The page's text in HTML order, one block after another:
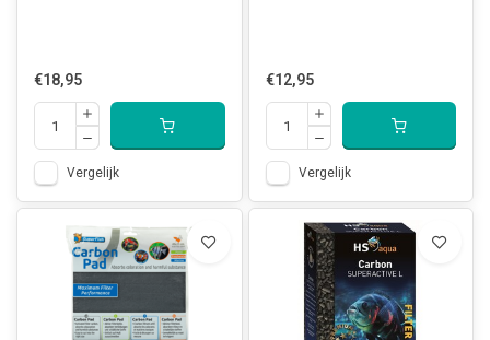
€18,95
Vergelijk
€12,95
Vergelijk